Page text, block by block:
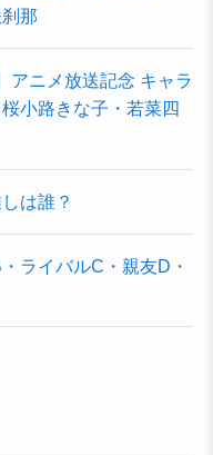
那
アニメ放送記念 キャラ
小路きな子・若菜四
は誰？
ライバルC・親友D・